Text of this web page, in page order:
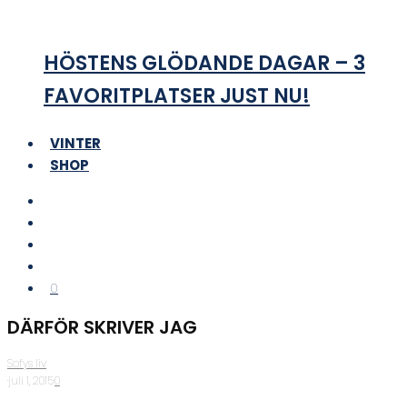
HÖSTENS GLÖDANDE DAGAR – 3
FAVORITPLATSER JUST NU!
VINTER
SHOP
0
DÄRFÖR SKRIVER JAG
Sofys liv
·juli 1, 2015·0